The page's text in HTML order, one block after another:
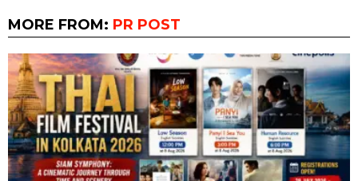
MORE FROM: PR POST